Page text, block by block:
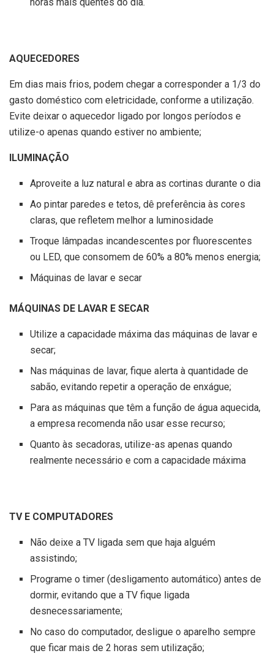
AQUECEDORES
Em dias mais frios, podem chegar a corresponder a 1/3 do
gasto doméstico com eletricidade, conforme a utilização.
Evite deixar o aquecedor ligado por longos períodos e
utilize-o apenas quando estiver no ambiente;
ILUMINAÇÃO
Aproveite a luz natural e abra as cortinas durante o dia
Ao pintar paredes e tetos, dê preferência às cores
claras, que refletem melhor a luminosidade
Troque lâmpadas incandescentes por fluorescentes
ou LED, que consomem de 60% a 80% menos energia;
Máquinas de lavar e secar
MÁQUINAS DE LAVAR E SECAR
Utilize a capacidade máxima das máquinas de lavar e
secar;
Nas máquinas de lavar, fique alerta à quantidade de
sabão, evitando repetir a operação de enxágue;
Para as máquinas que têm a função de água aquecida,
a empresa recomenda não usar esse recurso;
Quanto às secadoras, utilize-as apenas quando
realmente necessário e com a capacidade máxima
TV E COMPUTADORES
Não deixe a TV ligada sem que haja alguém
assistindo;
Programe o timer (desligamento automático) antes de
dormir, evitando que a TV fique ligada
desnecessariamente;
No caso do computador, desligue o aparelho sempre
que ficar mais de 2 horas sem utilização;